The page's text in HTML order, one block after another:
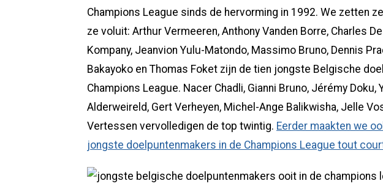
Champions League sinds de hervorming in 1992. We zetten
ze voluit: Arthur Vermeeren, Anthony Vanden Borre, Charles
Kompany, Jeanvion Yulu-Matondo, Massimo Bruno, Dennis
Bakayoko en Thomas Foket zijn de tien jongste Belgische
Champions League. Nacer Chadli, Gianni Bruno, Jérémy Doku,
Alderweireld, Gert Verheyen, Michel-Ange Balikwisha, Jelle
Vertessen vervolledigen de top twintig. Eerder maakten we
jongste doelpuntenmakers in de Champions League tout